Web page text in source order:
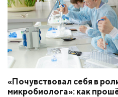
«Почувствовал себя в
микробиолога»: как